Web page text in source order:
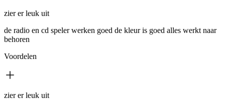
zier er leuk uit
de radio en cd speler werken goed de kleur is goed alles werkt naar
behoren
Voordelen
zier er leuk uit